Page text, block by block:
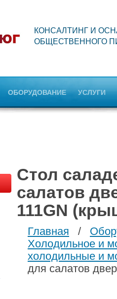
КОНСАЛТИНГ И
ОБЩЕСТВЕННОГО
ОБОРУДОВАНИЕ УСЛУГИ
Стол
салатов
111GN
Главная /
Холодильное и
холодильные и
для салатов